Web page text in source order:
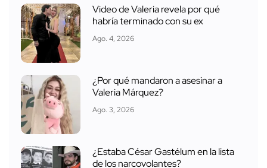
Video de Valeria revela por qué
habría terminado con su ex
Ago. 4, 2026
¿Por qué mandaron a asesinar a
Valeria Márquez?
Ago. 3, 2026
¿Estaba César Gastélum en la lista
de los narcovolantes?